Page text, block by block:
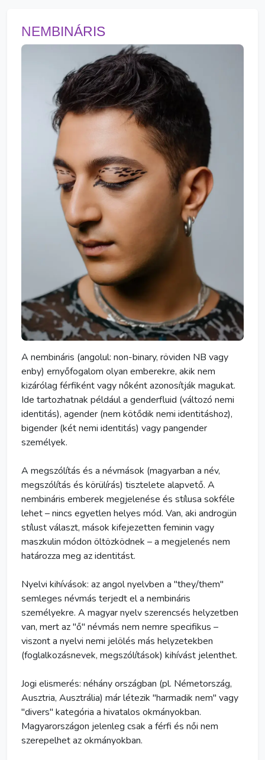
NEMBINÁRIS
A nembináris (angolul: non-binary, röviden NB vagy
enby) ernyőfogalom olyan emberekre, akik nem
kizárólag férfiként vagy nőként azonosítják magukat.
Ide tartozhatnak például a genderfluid (változó nemi
identitás), agender (nem kötődik nemi identitáshoz),
bigender (két nemi identitás) vagy pangender
személyek.
A megszólítás és a névmások (magyarban a név,
megszólítás és körülírás) tisztelete alapvető. A
nembináris emberek megjelenése és stílusa sokféle
lehet – nincs egyetlen helyes mód. Van, aki androgün
stílust választ, mások kifejezetten feminin vagy
maszkulin módon öltözködnek – a megjelenés nem
határozza meg az identitást.
Nyelvi kihívások: az angol nyelvben a "they/them"
semleges névmás terjedt el a nembináris
személyekre. A magyar nyelv szerencsés helyzetben
van, mert az "ő" névmás nem nemre specifikus –
viszont a nyelvi nemi jelölés más helyzetekben
(foglalkozásnevek, megszólítások) kihívást jelenthet.
Jogi elismerés: néhány országban (pl. Németország,
Ausztria, Ausztrália) már létezik "harmadik nem" vagy
"divers" kategória a hivatalos okmányokban.
Magyarországon jelenleg csak a férfi és női nem
szerepelhet az okmányokban.